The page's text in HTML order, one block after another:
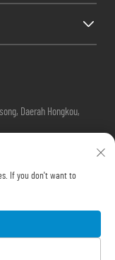
Daerah Hongkou,
If you don't want to